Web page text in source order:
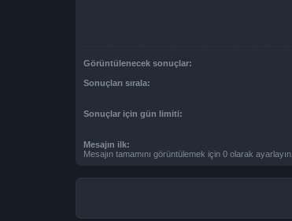
Görüntülenecek sonuçlar:
Sonuçları sırala:
Sonuçlar için gün limiti:
Mesajın ilk:
Mesajın tamamını görüntülemek için 0 olarak ayarlayın.